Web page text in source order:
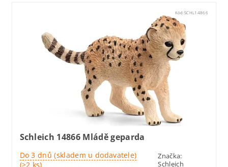
Kód:SCHL14866
Schleich 14866 Mládě geparda
Do 3 dnů (skladem u dodavatele)
(>2 ks)
Značka:
Schleich